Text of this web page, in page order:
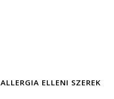
ALLERGIA ELLENI SZEREK